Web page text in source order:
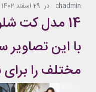
chadmin در 29 اسفند 1402 - 19:41
14 مدل کت
با این
مختلف را برای